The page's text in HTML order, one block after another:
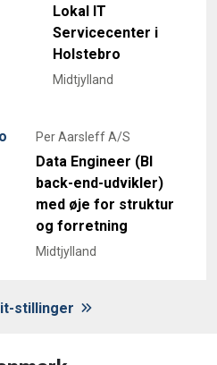
Lokal IT
Servicecenter i
Holstebro
Midtjylland
Per Aarsleff A/S
Data Engineer (BI
back-end-udvikler)
med øje for struktur
og forretning
Midtjylland
stillinger